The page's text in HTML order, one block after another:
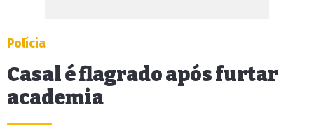
Polícia
Casal é flagrado após furtar
academia